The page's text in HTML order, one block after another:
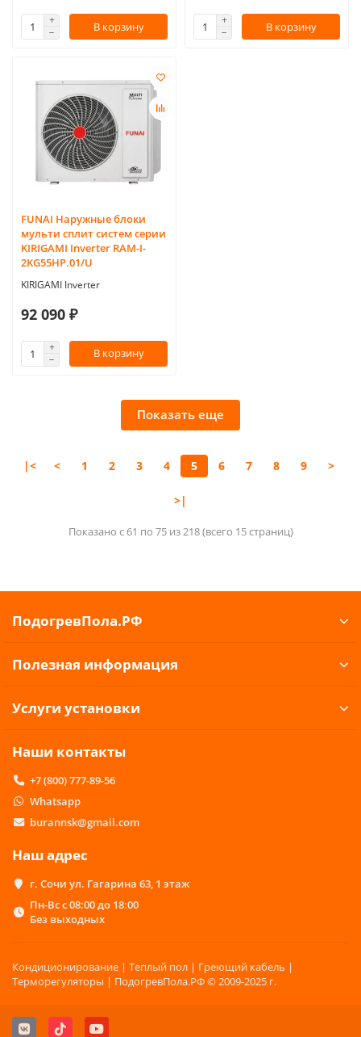
В корзину В корзину
FUNAI Наружные блоки
мульти сплит систем серии
KIRIGAMI Inverter RAM-I-
2KG55HP.01/U
KIRIGAMI Inverter
92 090 ₽
В корзину
Показать еще
|< < 1 2 3 4 5 6 7 8 9 >
>|
Показано с 61 по 75 из 218 (всего 15 страниц)
ПодогревПола.РФ
Полезная информация
Услуги установки
Наши контакты
+7 (800) 777-89-56
Whatsapp
burannsk@gmail.com
Наш адрес
г. Сочи ул. Гагарина 63, 1 этаж
Пн-Вс с 08:00 до 18:00
Без выходных
Кондиционирование | Теплый пол | Греющий кабель |
Терморегуляторы | ПодогревПола.РФ © 2009-2025 г.